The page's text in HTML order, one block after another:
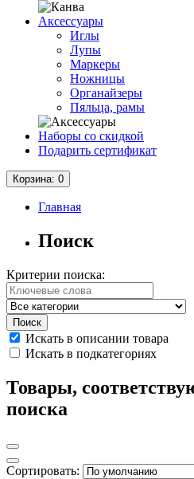
Аксессуары
Иглы
Лупы
Маркеры
Ножницы
Органайзеры
Пяльца, рамы
Наборы со скидкой
Подарить сертификат
Корзина: 0
Главная
Поиск
Критерии поиска:
Искать в описании товара
Искать в подкатегориях
Товары,
поиска
Сортировать: